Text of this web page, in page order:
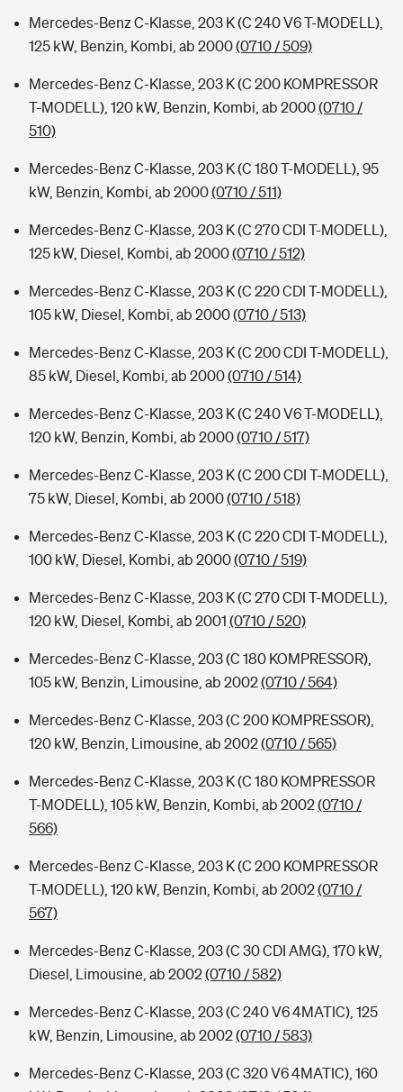
Mercedes-Benz C-Klasse, 203 K (C 240 V6 T-MODELL),
125 kW, Benzin, Kombi, ab 2000(0710 / 509)
Mercedes-Benz C-Klasse, 203 K (C 200 KOMPRESSOR
T-MODELL), 120 kW, Benzin, Kombi, ab 2000(0710 /
510)
Mercedes-Benz C-Klasse, 203 K (C 180 T-MODELL), 95
kW, Benzin, Kombi, ab 2000(0710 / 511)
Mercedes-Benz C-Klasse, 203 K (C 270 CDI T-MODELL),
125 kW, Diesel, Kombi, ab 2000(0710 / 512)
Mercedes-Benz C-Klasse, 203 K (C 220 CDI T-MODELL),
105 kW, Diesel, Kombi, ab 2000(0710 / 513)
Mercedes-Benz C-Klasse, 203 K (C 200 CDI T-MODELL),
85 kW, Diesel, Kombi, ab 2000(0710 / 514)
Mercedes-Benz C-Klasse, 203 K (C 240 V6 T-MODELL),
120 kW, Benzin, Kombi, ab 2000(0710 / 517)
Mercedes-Benz C-Klasse, 203 K (C 200 CDI T-MODELL),
75 kW, Diesel, Kombi, ab 2000(0710 / 518)
Mercedes-Benz C-Klasse, 203 K (C 220 CDI T-MODELL),
100 kW, Diesel, Kombi, ab 2000(0710 / 519)
Mercedes-Benz C-Klasse, 203 K (C 270 CDI T-MODELL),
120 kW, Diesel, Kombi, ab 2001 (0710 / 520)
Mercedes-Benz C-Klasse, 203 (C 180 KOMPRESSOR),
105 kW, Benzin, Limousine, ab 2002(0710 / 564)
Mercedes-Benz C-Klasse, 203 (C 200 KOMPRESSOR),
120 kW, Benzin, Limousine, ab 2002(0710 / 565)
Mercedes-Benz C-Klasse, 203 K (C 180 KOMPRESSOR
T-MODELL), 105 kW, Benzin, Kombi, ab 2002(0710 /
566)
Mercedes-Benz C-Klasse, 203 K (C 200 KOMPRESSOR
T-MODELL), 120 kW, Benzin, Kombi, ab 2002(0710 /
567)
Mercedes-Benz C-Klasse, 203 (C 30 CDI AMG), 170 kW,
Diesel, Limousine, ab 2002(0710 / 582)
Mercedes-Benz C-Klasse, 203 (C 240 V6 4MATIC), 125
kW, Benzin, Limousine, ab 2002(0710 / 583)
Mercedes-Benz C-Klasse, 203 (C 320 V6 4MATIC), 160